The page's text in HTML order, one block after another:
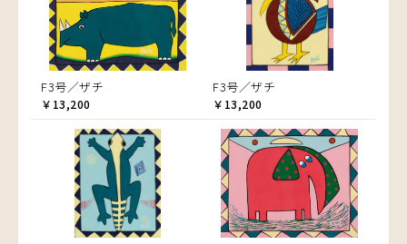
F3号／ザチ
￥13,200
F3号／ザチ
￥13,200